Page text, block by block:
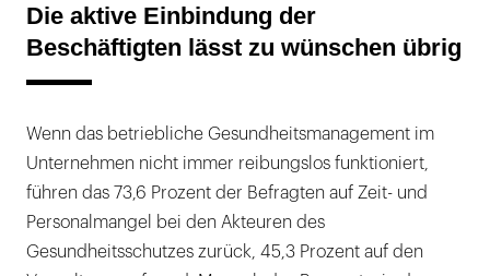
Die aktive Einbindung der
Beschäftigten lässt zu wünschen übrig
Wenn das betriebliche Gesundheitsmanagement im
Unternehmen nicht immer reibungslos funktioniert,
führen das 73,6 Prozent der Befragten auf Zeit- und
Personalmangel bei den Akteuren des
Gesundheitsschutzes zurück, 45,3 Prozent auf den